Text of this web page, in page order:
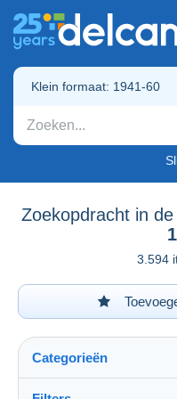
Klein formaat: 1941-60
Zoekopdracht in
3.594
Categorieën